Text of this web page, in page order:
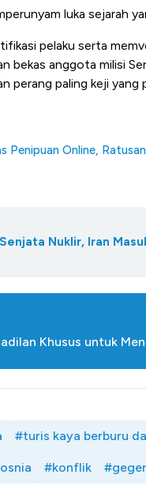
luka sejarah
pelaku serta
bekas anggota milisi
perang paling keji
Penipuan Online,
Nuklir, Iran
Khusus untuk
#turis kaya berburu
#konflik #geger